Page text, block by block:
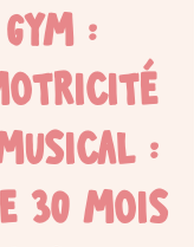
:
:
30 mois